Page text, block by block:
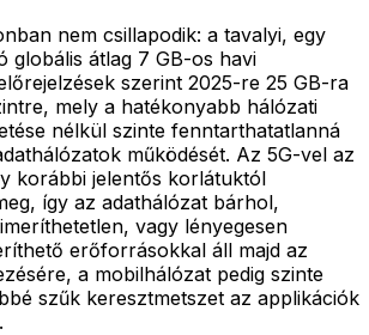
nem csillapodik: a tavalyi, egy
globális átlag 7 GB-os havi
szerint 2025-re 25 GB-ra
mely a hatékonyabb hálózati
nélkül szinte fenntarthatatlanná
működését. Az 5G-vel az
korábbi jelentős korlátuktól
így az adathálózat bárhol,
vagy lényegesen
erőforrásokkal áll majd az
a mobilhálózat pedig szinte
szűk keresztmetszet az applikációk